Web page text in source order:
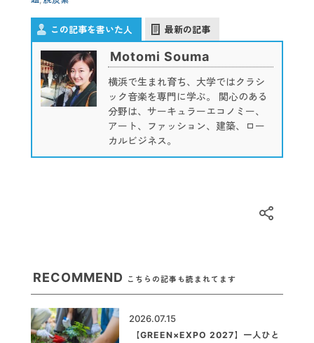
この記事を書いた人 最新の記事
Motomi Souma
横浜で生まれ育ち、大学ではクラシ
ック音楽を専門に学ぶ。 関心のある
分野は、サーキュラーエコノミー、
アート、ファッション、建築、ロー
カルビジネス。
RECOMMEND こちらの記事も読まれてます
2026.07.15
【GREEN×EXPO 2027】一人ひと